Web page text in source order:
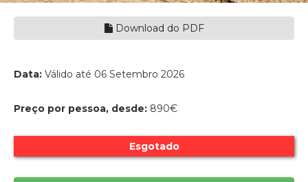
Download do PDF
Data: Válido até 06 Setembro 2026
Preço por pessoa, desde: 890€
Esgotado